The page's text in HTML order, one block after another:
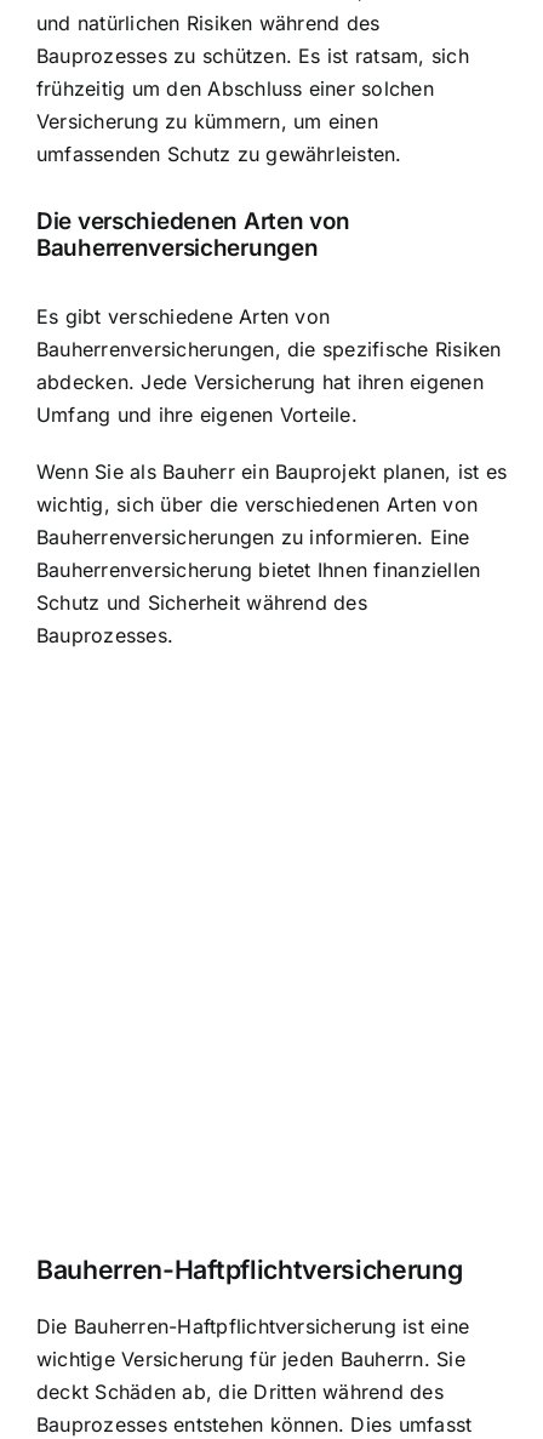
und natürlichen Risiken während des
Bauprozesses zu schützen. Es ist ratsam, sich
frühzeitig um den Abschluss einer solchen
Versicherung zu kümmern, um einen
umfassenden Schutz zu gewährleisten.
Die verschiedenen Arten von
Bauherrenversicherungen
Es gibt verschiedene Arten von
Bauherrenversicherungen, die spezifische Risiken
abdecken. Jede Versicherung hat ihren eigenen
Umfang und ihre eigenen Vorteile.
Wenn Sie als Bauherr ein Bauprojekt planen, ist es
wichtig, sich über die verschiedenen Arten von
Bauherrenversicherungen zu informieren. Eine
Bauherrenversicherung bietet Ihnen finanziellen
Schutz und Sicherheit während des
Bauprozesses.
Bauherren-Haftpflichtversicherung
Die Bauherren-Haftpflichtversicherung ist eine
wichtige Versicherung für jeden Bauherrn. Sie
deckt Schäden ab, die Dritten während des
Bauprozesses entstehen können. Dies umfasst